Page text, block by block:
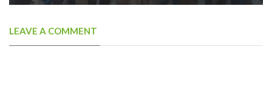
LEAVE A COMMENT